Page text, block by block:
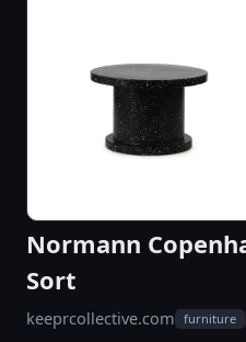
Normann
Sort
keeprcollective.com furniture